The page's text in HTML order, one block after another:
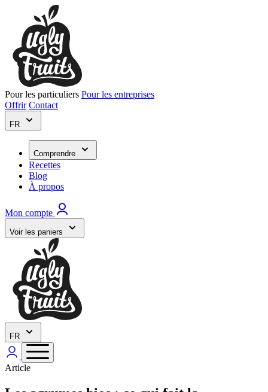
Pour les particuliers Pour les entreprises
Offrir Contact
FR
Comprendre
Recettes
Blog
À propos
Mon compte
Voir les paniers
FR
Article